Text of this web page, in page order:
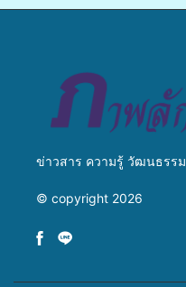
ข่าวสาร ความรู้ วัฒนธรรม
© copyright 2026